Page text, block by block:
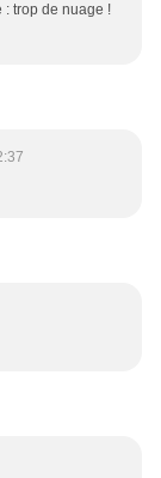
trop de nuage !